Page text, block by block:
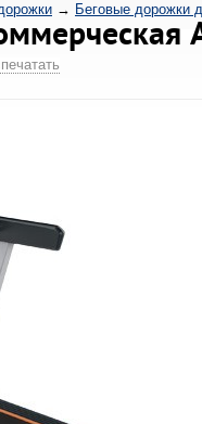
→ Беговые дорожки